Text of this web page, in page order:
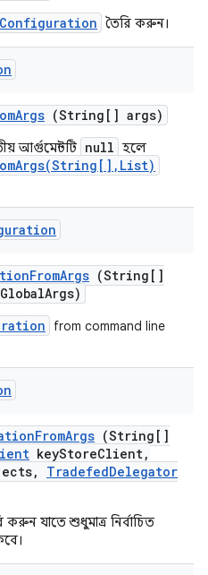
তৈরি করুন।
Args (String[] args)
আর্গুমেন্টটি null হলে
FromArgs (String[]
GlobalArgs)
from command line
FromArgs (String[]
keyStoreClient,
, TradefedDelegator
যাতে শুধুমাত্র নির্বাচিত